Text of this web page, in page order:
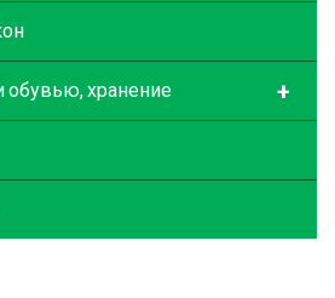
+
обувью, хранение